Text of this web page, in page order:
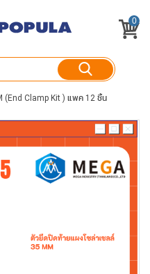
0
(End Clamp Kit ) แพค 12 ชิ้น